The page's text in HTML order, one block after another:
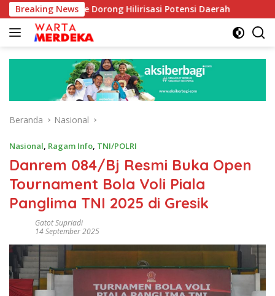
Langsung
ke
konten
Breaking News
Dorong Hilirisasi Potensi Daerah DPR Dorong
Beranda Nasional
Nasional, Ragam Info, TNI/POLRI
Danrem 084/Bj Resmi Buka Open
Tournament Bola Voli Piala
Panglima TNI 2025 di Gresik
Gatot Supriadi
14 September 2025